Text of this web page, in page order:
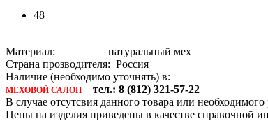
48
Материал: натуральный мех
Страна прозводителя: Россия
Наличие (необходимо уточнять) в:
МЕХОВОЙ САЛОН
тел.: 8 (812) 321-57-22
В случае отсутсвия данного товара или
Цены на изделия приведены в качестве справочной